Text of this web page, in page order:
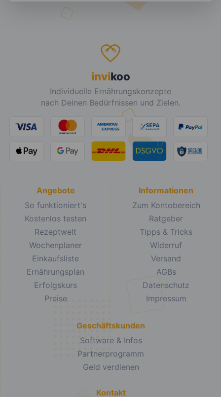
invikoo
Individuelle Ernährungskonzepte
nach Deinen Bedürfnissen und Zielen.
Angebote
So funktioniert's
Kostenlos testen
Rezeptwelt
Wochenplaner
Einkaufsliste
Ernährungsplan
Erfolgskurs
Preise
Informationen
Zum Kontobereich
Ratgeber
Tipps & Tricks
Widerruf
Versand
AGBs
Datenschutz
Impressum
Geschäftskunden
Software & Infos
Partnerprogramm
Geld verdienen
Kontakt